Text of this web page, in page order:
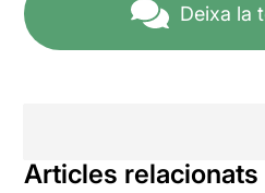
Deixa la
Articles relacionats